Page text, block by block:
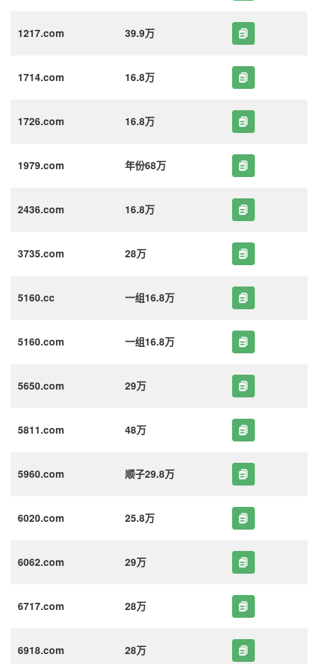
1217.com 39.9万
1714.com 16.8万
1726.com 16.8万
1979.com 年份68万
2436.com 16.8万
3735.com 28万
5160.cc 一组16.8万
5160.com 一组16.8万
5650.com 29万
5811.com 48万
5960.com 顺子29.8万
6020.com 25.8万
6062.com 29万
6717.com 28万
6918.com 28万